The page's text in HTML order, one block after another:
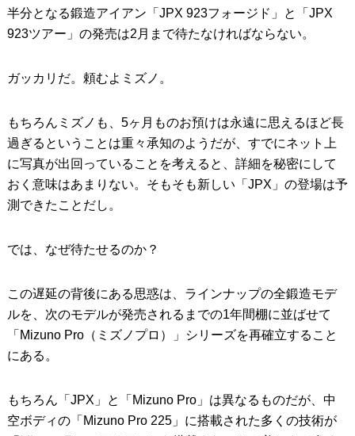
半分となる鍛造アイアン「JPX 923フォージド」と「JPX
923ツアー」の発売は2月まで待たなければならない。
ガッカリだ。頼むよミズノ。
もちろんミズノも、5ヶ月ものお預けは永遠に思えるほど長
過ぎるということは重々承知のようだが、すでにネット上
に写真が出回っていることを考えると、詳細を秘密にして
おく意味はあまりない。そもそも新しい「JPX」の登場は予
測できたことだし。
では、なぜ待たせるのか？
この遅延の背後にある思惑は、ラインナップの全鍛造モデ
ルを、次のモデルが発売されるまでの1年間棚に並ばせて
「Mizuno Pro（ミズノプロ）」シリーズを再確立すること
にある。
もちろん「JPX」と「Mizuno Pro」は異なるものだが、中
空ボディの「Mizuno Pro 225」に搭載された多くの技術が